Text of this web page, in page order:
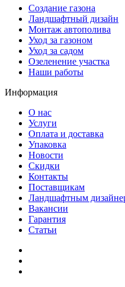
Создание газона
Ландшафтный дизайн
Монтаж автополива
Уход за газоном
Уход за садом
Озеленение участка
Наши работы
Информация
О нас
Услуги
Оплата и доставка
Упаковка
Новости
Скидки
Контакты
Поставщикам
Ландшафтным
Вакансии
Гарантия
Статьи